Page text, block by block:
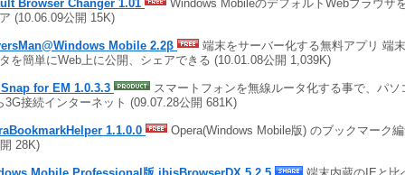
Browser Changer 1.01
Windows MobileのデフォルトWebブラウザ
(10.06.09公開 15K)
Mobile 2.2β
端末をサーバー化する無料アプリ 端
を簡単にWeb上に公開、シェアできる (10.01.08公開 1,039K)
for EM 1.0.3.3
スマートフォンを無線ルータ化する事で、パソ
3G接続インターネット (09.07.28公開 681K)
1.1.0.0
Opera(Windows Mobile版) のブックマーク
28K)